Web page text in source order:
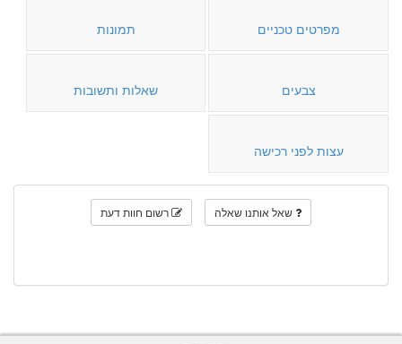
מפרטים טכניים תמונות
צבעים שאלות ותשובות
עצות לפני רכישה
שאל אותנו שאלה רשום חוות דעת